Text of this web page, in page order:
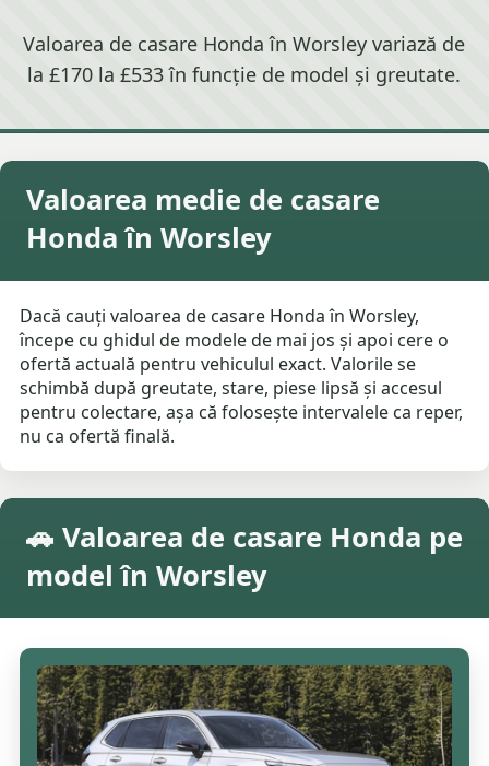
Valoarea de casare Honda în Worsley variază de
la £170 la £533 în funcție de model și greutate.
Valoarea medie de casare
Honda în Worsley
Dacă cauți valoarea de casare Honda în Worsley,
începe cu ghidul de modele de mai jos și apoi cere o
ofertă actuală pentru vehiculul exact. Valorile se
schimbă după greutate, stare, piese lipsă și accesul
pentru colectare, așa că folosește intervalele ca reper,
nu ca ofertă finală.
🚗 Valoarea de casare Honda pe
model în Worsley